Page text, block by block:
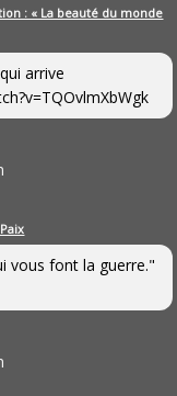
: « La beauté du monde
arrive
vous font la guerre."